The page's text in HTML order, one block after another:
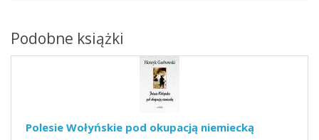
Podobne książki
Polesie Wołyńskie pod okupacją niemiecką